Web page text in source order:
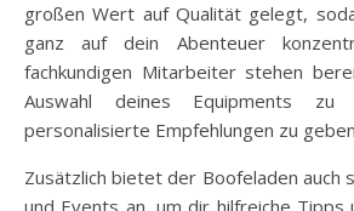
großen Wert auf Qualität gelegt,
ganz auf dein Abenteuer
fachkundigen Mitarbeiter stehen
Auswahl deines Equipments zu
personalisierte Empfehlungen zu
Zusätzlich bietet der Boofeladen auch